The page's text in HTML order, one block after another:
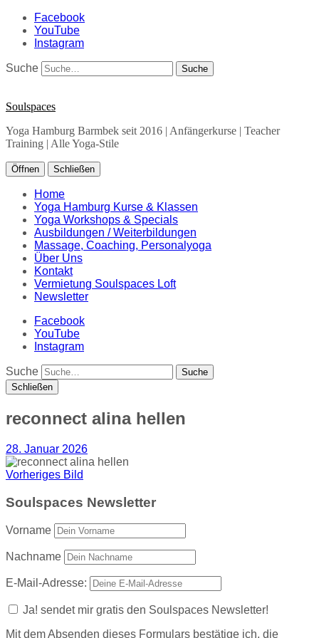
Facebook
YouTube
Instagram
Suche
Soulspaces
Yoga Hamburg Barmbek seit 2016 | Anfängerkurse | Teacher
Training | Alle Yoga-Stile
Öffnen Schließen
Home
Yoga Hamburg Kurse & Klassen
Yoga Workshops & Specials
Ausbildungen / Weiterbildungen
Massage, Coaching, Personalyoga
Über Uns
Kontakt
Vermietung Soulspaces Loft
Newsletter
Facebook
YouTube
Instagram
Suche
Schließen
reconnect alina hellen
28. Januar 2026
Vorheriges Bild
Soulspaces Newsletter
Vorname
Nachname
E-Mail-Adresse:
Ja! sendet mir gratis den Soulspaces Newsletter!
Mit dem Absenden dieses Formulars bestätige ich, die